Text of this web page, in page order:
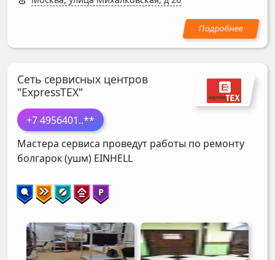
Сеть сервисных центров
"ExpressTEX"
+7 4956401..**
Мастера сервиса проведут работы по ремонту
болгарок (ушм) EINHELL